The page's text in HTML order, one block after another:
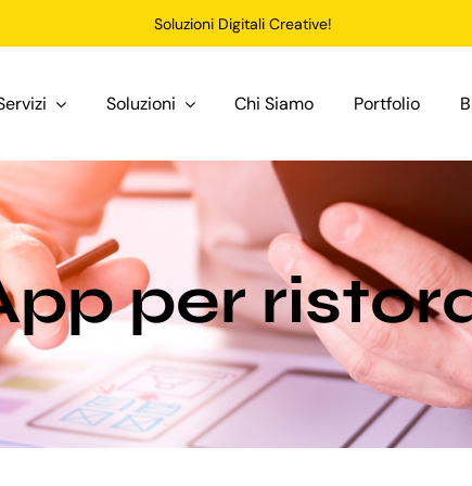
Soluzioni Digitali Creative!
Soluzioni Chi Siamo Portfolio
per